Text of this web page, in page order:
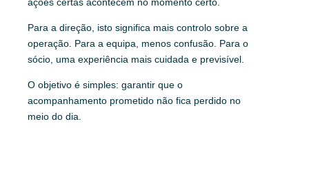
Para a direção, isto significa mais controlo sobre a
operação. Para a equipa, menos confusão. Para o
sócio, uma experiência mais cuidada e previsível.
O objetivo é simples: garantir que o
acompanhamento prometido não fica perdido no
meio do dia.